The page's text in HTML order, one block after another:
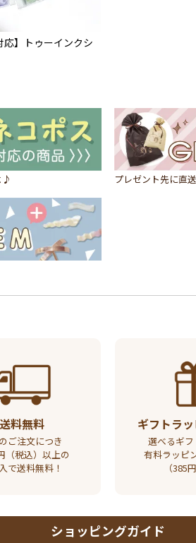
応】トゥーインクシ
♪ プレゼント先に直
送料無料
ご注文につき
（税込）以上の
で送料無料！
ギフトラ
選べるギ
有料ラッピ
（385
ショッピングガイド